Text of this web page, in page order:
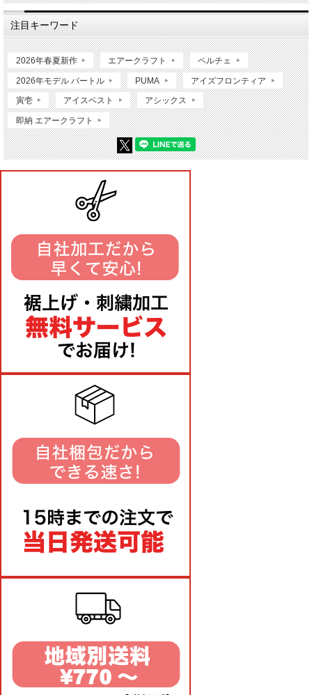
注目キーワード
2026年春夏新作 エアークラフト ペルチェ
2026年モデル バートル PUMA アイズフロンティア
寅壱 アイスベスト アシックス
即納 エアークラフト